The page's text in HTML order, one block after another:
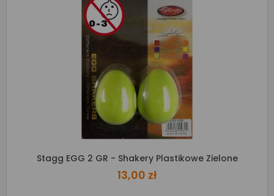
Stagg EGG 2 GR - Shakery Plastikowe Zielone
13,00 zł